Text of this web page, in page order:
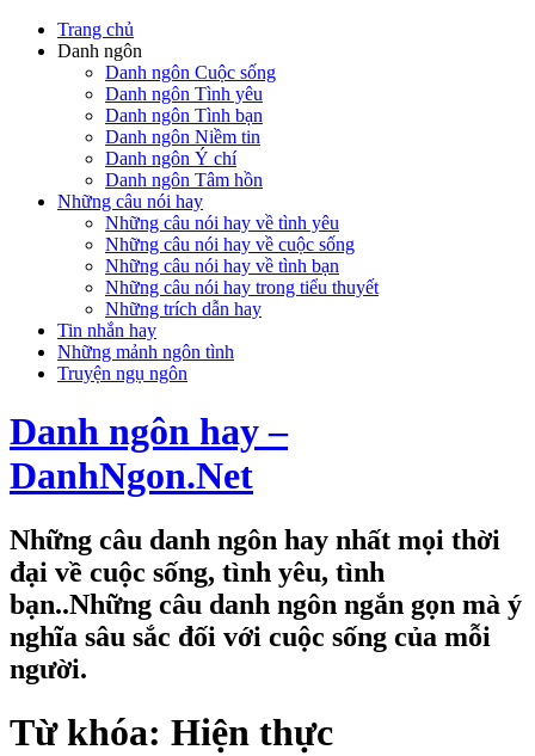
Trang chủ
Danh ngôn
Danh ngôn Cuộc sống
Danh ngôn Tình yêu
Danh ngôn Tình bạn
Danh ngôn Niềm tin
Danh ngôn Ý chí
Danh ngôn Tâm hồn
Những câu nói hay
Những câu nói hay về tình yêu
Những câu nói hay về cuộc sống
Những câu nói hay về tình bạn
Những câu nói hay trong tiểu thuyết
Những trích dẫn hay
Tin nhắn hay
Những mảnh ngôn tình
Truyện ngụ ngôn
Danh ngôn hay –
DanhNgon.Net
Những câu danh ngôn hay nhất mọi thời
đại về cuộc sống, tình yêu, tình
bạn..Những câu danh ngôn ngắn gọn mà ý
nghĩa sâu sắc đối với cuộc sống của mỗi
người.
Từ khóa: Hiện thực